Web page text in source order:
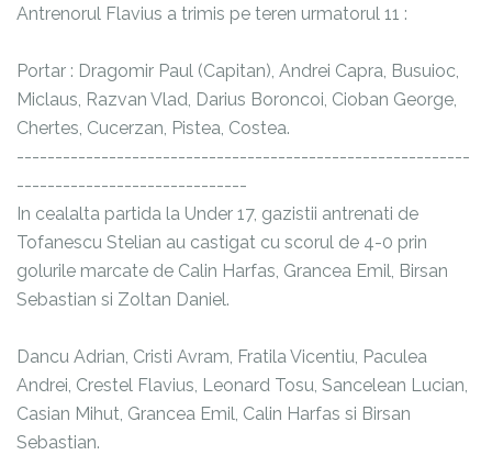
Antrenorul Flavius a trimis pe teren urmatorul 11 :
Portar : Dragomir Paul (Capitan), Andrei Capra, Busuioc,
Miclaus, Razvan Vlad, Darius Boroncoi, Cioban George,
Chertes, Cucerzan, Pistea, Costea.
-----------------------------------------------------------
------------------------------
In cealalta partida la Under 17, gazistii antrenati de
Tofanescu Stelian au castigat cu scorul de 4-0 prin
golurile marcate de Calin Harfas, Grancea Emil, Birsan
Sebastian si Zoltan Daniel.
Dancu Adrian, Cristi Avram, Fratila Vicentiu, Paculea
Andrei, Crestel Flavius, Leonard Tosu, Sancelean Lucian,
Casian Mihut, Grancea Emil, Calin Harfas si Birsan
Sebastian.